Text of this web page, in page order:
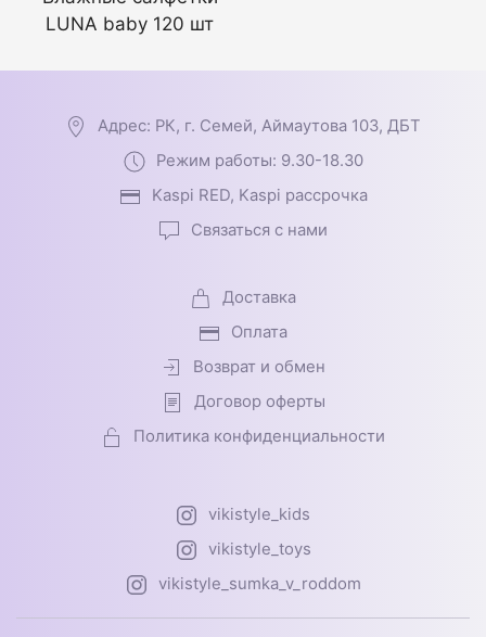
LUNA baby 120 шт
Адрес: РК, г. Семей, Аймаутова 103, ДБТ
Режим работы: 9.30-18.30
Kaspi RED, Kaspi рассрочка
Связаться с нами
Доставка
Оплата
Возврат и обмен
Договор оферты
Политика конфиденциальности
vikistyle_kids
vikistyle_toys
vikistyle_sumka_v_roddom